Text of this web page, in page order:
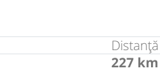
Distanță
227 km